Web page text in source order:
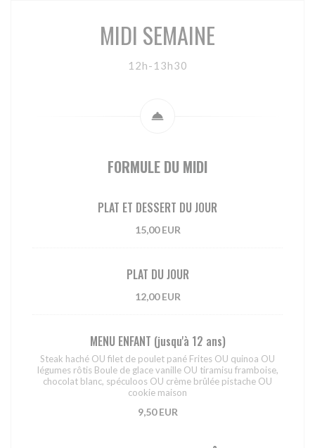
MIDI SEMAINE
12h-13h30
FORMULE DU MIDI
PLAT ET DESSERT DU JOUR
15,00 EUR
PLAT DU JOUR
12,00 EUR
MENU ENFANT (jusqu'à 12 ans)
Steak haché OU filet de poulet pané Frites OU quinoa OU
légumes rôtis Boule de glace vanille OU tiramisu framboise,
chocolat blanc, spéculoos OU crème brûlée pistache OU
cookie maison
9,50 EUR